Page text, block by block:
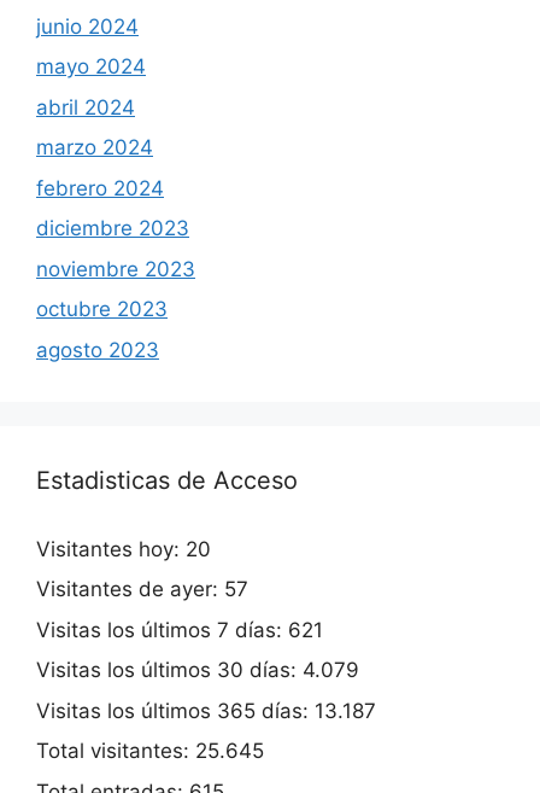
junio 2024
mayo 2024
abril 2024
marzo 2024
febrero 2024
diciembre 2023
noviembre 2023
octubre 2023
agosto 2023
Estadisticas de Acceso
Visitantes hoy: 20
Visitantes de ayer: 57
Visitas los últimos 7 días: 621
Visitas los últimos 30 días: 4.079
Visitas los últimos 365 días: 13.187
Total visitantes: 25.645